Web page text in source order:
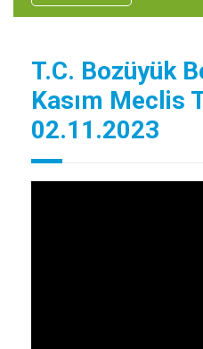
T.C. Bozüyük
Kasım Meclis
02.11.2023